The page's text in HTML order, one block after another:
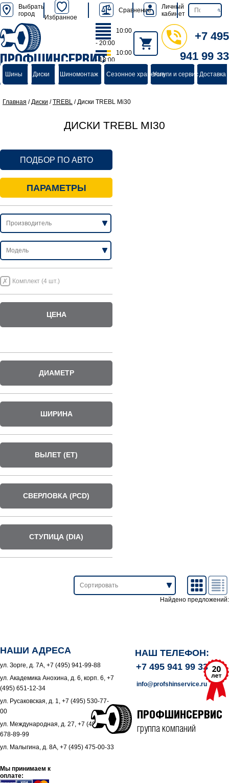
Выбрать
город
Избранное
Сравнение
Личный
кабинет
ПРОФШИНСЕРВИС
группа компаний
10:00
- 20:00
10:00
- 18:00
+7 495
941 99 33
Шины Диски Шиномонтаж Сезонное хранениеУслуги и сервисДоставка
Главная /Диски /TREBL /Диски TREBL Mi30
ДИСКИ TREBL MI30
ПОДБОР ПО АВТО
ПАРАМЕТРЫ
Комплект (4 шт.)
ЦЕНА
ДИАМЕТР
ШИРИНА
ВЫЛЕТ (ET)
СВЕРЛОВКА (PCD)
СТУПИЦА (DIA)
Найдено предложений:
НАШИ АДРЕСА
ул. Зорге, д. 7А, +7 (495) 941-99-88
ул. Академика Анохина, д. 6, корп. 6, +7
(495) 651-12-34
ул. Русаковская, д. 1, +7 (495) 530-77-
00
ул. Международная, д. 27, +7 (495)
678-89-99
ул. Малыгина, д. 8А, +7 (495) 475-00-33
Мы принимаем к
оплате:
НАШ ТЕЛЕФОН:
+7 495 941 99 33
info@profshinservice.ru
ПРОФШИНСЕРВИС
группа компаний